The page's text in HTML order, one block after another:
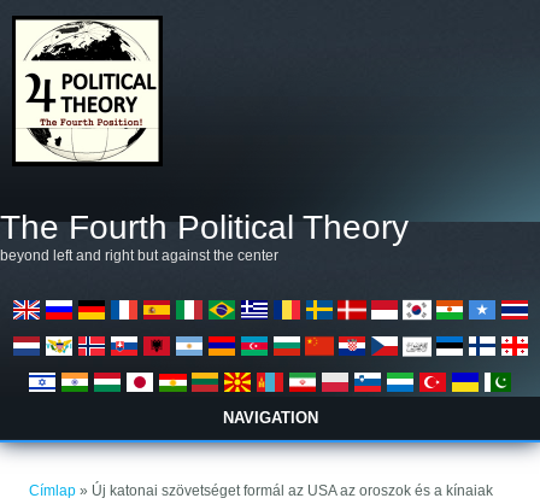
The Fourth Political Theory
beyond left and right but against the center
NAVIGATION
Jelenlegi hely
Címlap » Új katonai szövetséget formál az USA az oroszok és a kínaiak